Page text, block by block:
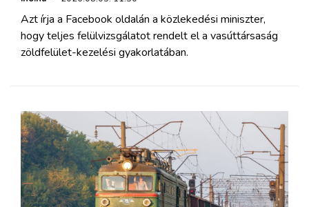
Azt írja a Facebook oldalán a közlekedési miniszter,
hogy teljes felülvizsgálatot rendelt el a vasúttársaság
zöldfelület-kezelési gyakorlatában.